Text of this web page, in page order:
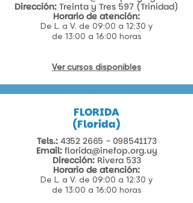
Dirección: Treinta y Tres 597 (Trinidad)​
Horario de atención:
De L. a V. de 09:00 a 12:30 y
de 13:00 a 16:00 horas
Ver cursos disponibles
FLORIDA
(Florida)
Tels.: 4352 2665 - 098541173
Email: florida@inefop.org.uy
Dirección: Rivera 533​
Horario de atención:
De L. a V. de 09:00 a 12:30 y
de 13:00 a 16:00 horas